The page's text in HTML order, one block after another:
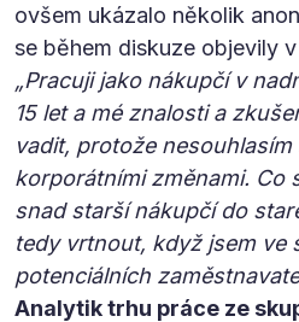
ovšem ukázalo několik
se během diskuze objevily
„Pracuji jako nákupčí v
15 let a mé znalosti a
vadit, protože
korporátními změnami. Co
snad starší nákupčí do
tedy vrtnout, když jsem ve
potenciálních
Analytik trhu práce ze